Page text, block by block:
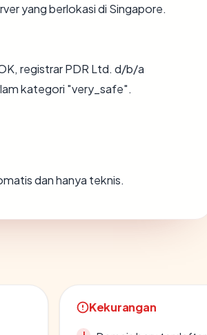
yang berlokasi di Singapore.
registrar PDR Ltd. d/b/a
kategori "very_safe".
dan hanya teknis.
Kekurangan